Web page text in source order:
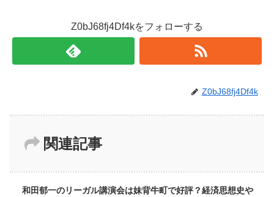
Z0bJ68fj4Df4kをフォローする
Z0bJ68fj4Df4k
関連記事
和田郁一のリーガル講演会は妹背牛町で好評？経済思想史や